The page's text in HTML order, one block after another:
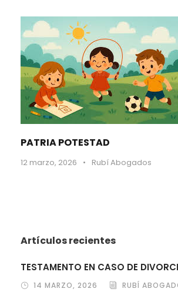
PATRIA POTESTAD
12 marzo, 2026 • Rubí Abogados
Artículos recientes
TESTAMENTO EN CASO DE
14 MARZO, 2026 RUBÍ